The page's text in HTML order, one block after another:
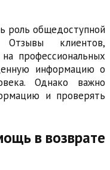
роль общедоступной
клиентов,
профессиональных
информацию о
Однако важно
и проверять
в возврате